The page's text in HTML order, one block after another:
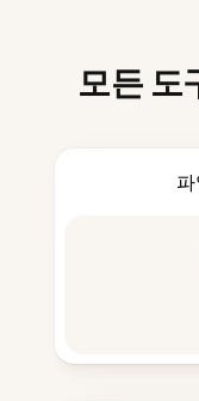
모든 도